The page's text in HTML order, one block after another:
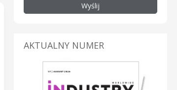
Wyślij
AKTUALNY NUMER